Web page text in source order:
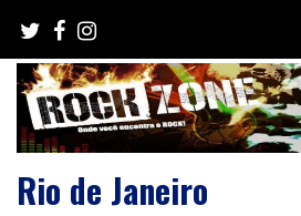
content
Rio de Janeiro